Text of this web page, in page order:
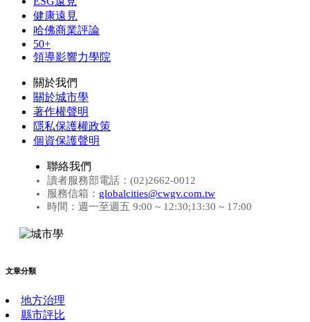
健康遠見
哈佛商業評論
50+
領導影響力學院
關於我們
關於城市學
著作權聲明
隱私保護權政策
個資保護聲明
聯絡我們
讀者服務部電話：(02)2662-0012
服務信箱： globalcities@cwgv.com.tw
時間：週一至週五 9:00 ~ 12:30;13:30 ~ 17:00
文章分類
地方治理
縣市評比